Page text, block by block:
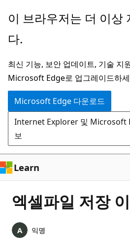
주
콘
츠
로
건
너
뛰
기
이 브라우저는 더 이상
다.
최신 기능, 보안 업데이트, 기술 지
Microsoft Edge로 업그레이드하
Microsoft Edge 다운로드
Internet Explorer 및 Microsoft
보
Learn
엑셀파일 저장
익명